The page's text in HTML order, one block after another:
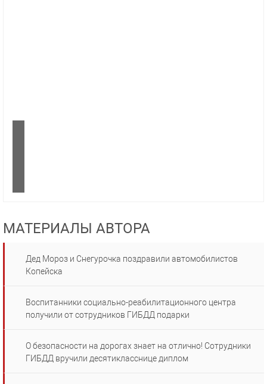
МАТЕРИАЛЫ АВТОРА
Дед Мороз и Снегурочка поздравили автомобилистов
Копейска
Воспитанники социально-реабилитационного центра
получили от сотрудников ГИБДД подарки
О безопасности на дорогах знает на отлично! Сотрудники
ГИБДД вручили десятикласснице диплом